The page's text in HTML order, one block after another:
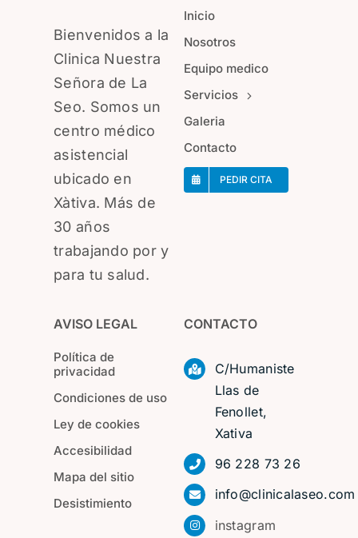
Bienvenidos a la
Clinica Nuestra
Señora de La
Seo. Somos un
centro médico
asistencial
ubicado en
Xàtiva. Más de
30 años
trabajando por y
para tu salud.
Inicio
Nosotros
Equipo medico
Servicios
Galeria
Contacto
PEDIR CITA
AVISO LEGAL
Política de
privacidad
Condiciones de uso
Ley de cookies
Accesibilidad
Mapa del sitio
Desistimiento
CONTACTO
C/Humaniste
Llas de
Fenollet,
Xativa
96 228 73 26
info@clinicalaseo.com
instagram